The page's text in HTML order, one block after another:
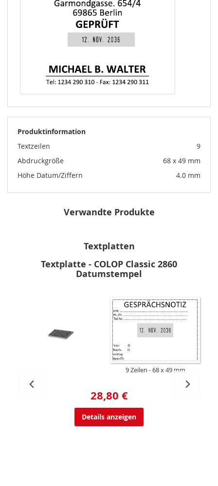
Produktinformation
Textzeilen
9
Abdruckgröße
68 x 49 mm
Höhe Datum/Ziffern
4.0 mm
Verwandte Produkte
Textplatten
Textplatte - COLOP Classic 2860
Datumstempel
9 Zeilen 68 x 49 mm
28,80 €
Details anzeigen